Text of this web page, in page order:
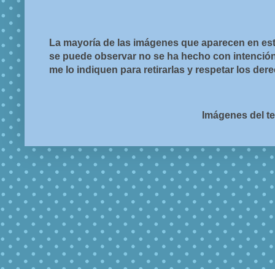
La mayoría de las imágenes que aparecen en
se puede observar no se ha hecho con
me lo indiquen para retirarlas y respetar los
Imágenes del